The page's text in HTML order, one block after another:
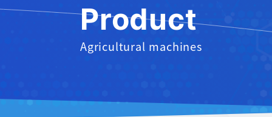
Product
Agricultural machines